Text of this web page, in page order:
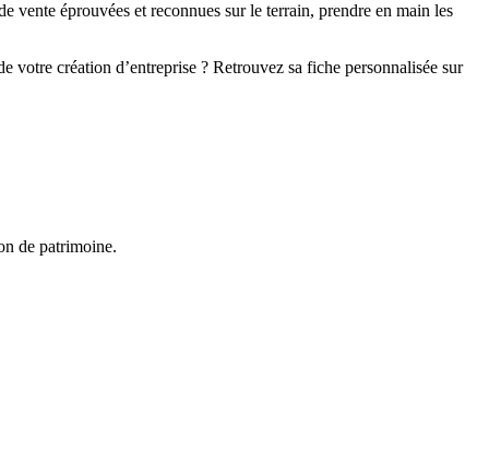
vente éprouvées et reconnues sur le terrain, prendre en main les
votre création d’entreprise ? Retrouvez sa fiche personnalisée sur
de patrimoine.